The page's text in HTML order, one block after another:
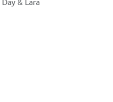
& Lara